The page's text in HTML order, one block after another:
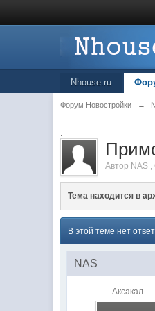
Nhouse.ru
Форум Новостройки →
.
Автор NAS ,
Тема находится в
В этой теме нет
NAS
Аксакал